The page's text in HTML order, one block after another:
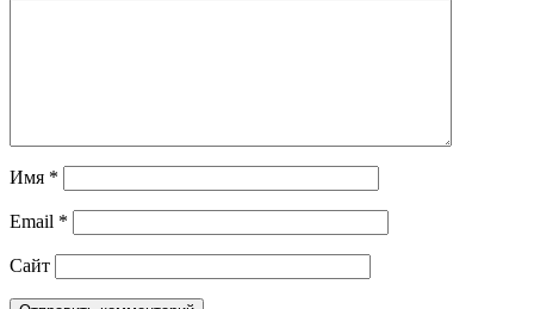
Имя *
Email *
Сайт